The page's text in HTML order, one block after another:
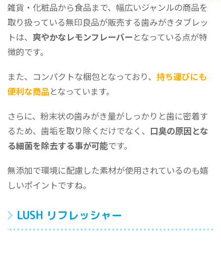
雑貨・化粧品から食品まで、幅広いジャンルの商品を
取り扱っている無印良品が販売する歯みがきタブレッ
トは、 爽やかなレモンフレーバーとなっている点が特
徴的です。
また、コンパクトな梱包となっており、持ち運びにも
便利な商品となっています。
さらに、粉末状の歯みがき量がしっかりと歯に密着す
るため、歯垢を取り除くだけでなく、 口臭の原因とな
る細菌を除去する事が可能です。
無添加で環境に配慮した素材が使用されているのも嬉
しいポイントですね。
LUSH リフレッシャー